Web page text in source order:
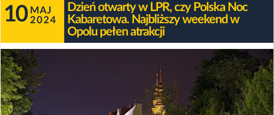
10 MAJ
2024
Dzień otwarty w LPR, czy Polska Noc
Kabaretowa. Najbliższy weekend w
Opolu pełen atrakcji